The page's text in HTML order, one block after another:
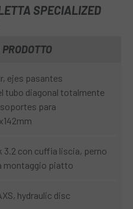
SPECIALIZED
ejes pasantes
tubo diagonal totalmente
para
3.2 con cuffia liscia, perno
montaggio piatto
hydraulic disc